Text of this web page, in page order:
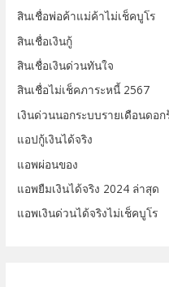
สินเชื่อพ่อค้าแม่ค้าไม่เช็คบูโร
สินเชื่อเงินกู้
สินเชื่อเงินด่วนทันใจ
สินเชื่อไม่เช็คภาระหนี้ 2567
เงินด่วนนอกระบบรายเดือนดอก
แอปกู้เงินได้จริง
แอพผ่อนของ
แอพยืมเงินได้จริง 2024 ล่าสุด
แอพเงินด่วนได้จริงไม่เช็คบูโร